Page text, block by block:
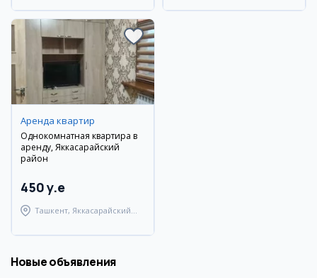
Аренда квартир
Однокомнатная квартира в
аренду, Яккасарайский
район
450 y.e
Ташкент, Яккасарайский
Новые объявления